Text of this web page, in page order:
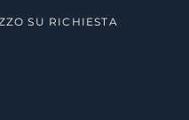
SU RICHIESTA